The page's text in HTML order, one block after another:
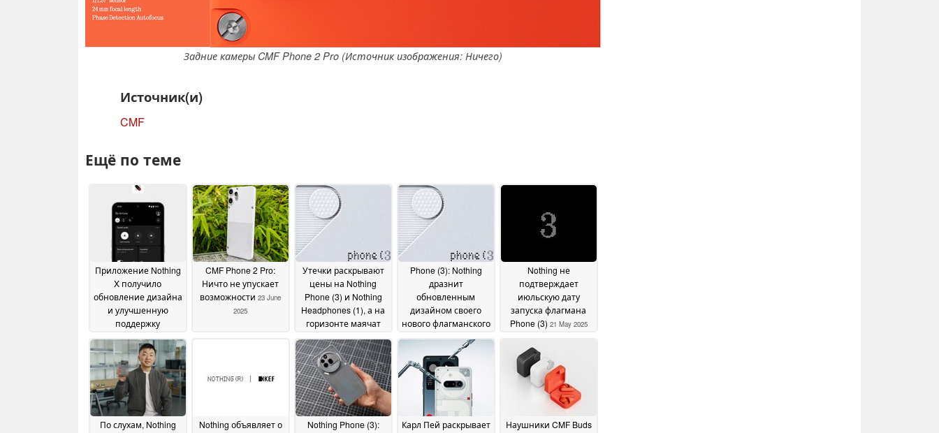
Задние камеры CMF Phone 2 Pro (Источник изображения: Ничего)
Источник(и)
CMF
Ещё по теме
Приложение Nothing
X получило
обновление дизайна
и улучшенную
поддержку
часы CMF23 July 2025
CMF Phone 2 Pro:
Ничто не упускает
возможности 23 June
2025
Утечки раскрывают
цены на Nothing
Phone (3) и Nothing
Headphones (1), а на
горизонте маячат
02
June 2025
Phone (3): Nothing
дразнит
обновленным
дизайном своего
нового флагманского
28 May 2025
Nothing не
подтверждает
июльскую дату
запуска флагмана
Phone (3) 21 May 2025
По слухам, Nothing
Nothing объявляет о
Nothing Phone (3):
Карл Пей раскрывает
Наушники CMF Buds